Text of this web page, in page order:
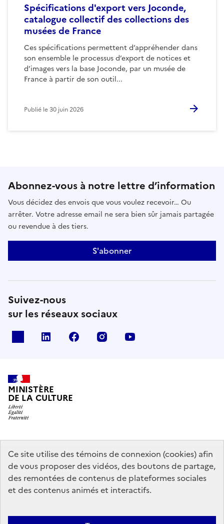
Ce site utilise des témoins de connexion (cookies) afin
de vous proposer des vidéos, des boutons de partage,
des remontées de contenus de plateformes sociales
et des contenus animés et interactifs.
Spécifications d'export vers Joconde,
catalogue collectif des collections des
musées de France
Ces spécifications permettent d’appréhender dans
son ensemble le processus d’export de notices et
d’images vers la base Joconde, par un musée de
France à partir de son outil...
Publié le30 juin 2026
Abonnez-vous à notre lettre d’information
Vous décidez des envois que vous voulez recevoir… Ou
arrêter. Votre adresse email ne sera bien sûr jamais partagée
ou revendue à des tiers.
S'abonner
Suivez-nous
sur les réseaux sociaux
linkedin facebook instagram
MINISTÈRE
DE LA CULTURE
data.gouv.fr legifrance.gouv.fr
info.gouv.fr
service-public.gouv.fr
Contact Mentions légales Accessibilité : partiellement conforme